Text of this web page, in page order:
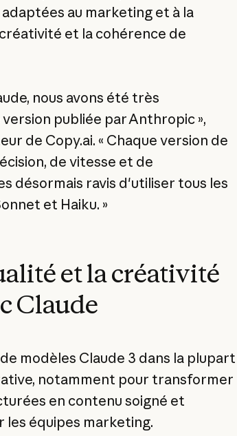
au marketing et à la
et la cohérence de
nous avons été très
publiée par Anthropic »,
de Copy.ai. « Chaque version de
de vitesse et de
désormais ravis d'utiliser tous les
et Haiku. »
et la créativité
Claude
modèles Claude 3 dans la plupart
notamment pour transformer
en contenu soigné et
les équipes marketing.